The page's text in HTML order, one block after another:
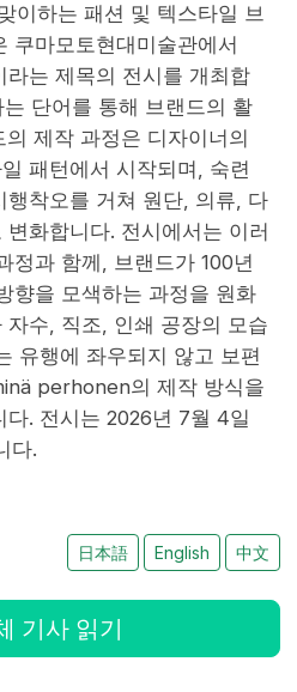
이하는 패션 및 텍스타일 브
마모토현대미술관에서
는 제목의 전시를 개최합
단어를 통해 브랜드의 활
제작 과정은 디자이너의
패턴에서 시작되며, 숙련
행착오를 거쳐 원단, 의류, 다
화합니다. 전시에서는 이러
정과 함께, 브랜드가 100년
향을 모색하는 과정을 원화
수, 직조, 인쇄 공장의 모습
유행에 좌우되지 않고 보편
perhonen의 제작 방식을
. 전시는 2026년 7월 4일
다.
日本語 English 中文
기사 읽기